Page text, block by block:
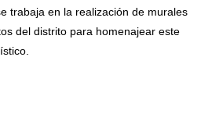
trabaja en la realización de murales
del distrito para homenajear este